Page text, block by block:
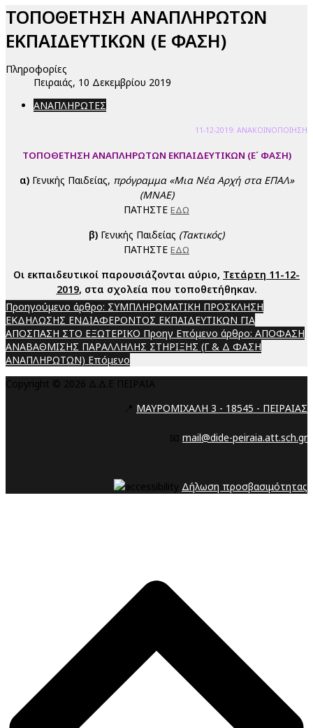
ΤΟΠΟΘΕΤΗΣΗ ΑΝΑΠΛΗΡΩΤΩΝ
ΕΚΠΑΙΔΕΥΤΙΚΩΝ (Ε ΦΑΣΗ)
Πληροφορίες
Πειραιάς, 10 Δεκεμβρίου 2019
ΑΝΑΠΛΗΡΩΤΕΣ
11-12-2019: ΑΝΑΚΟΙΝΟΠΟΙΗΣΗ
ΤΟΠΟΘΕΤΗΣΗ ΑΝΑΠΛΗΡΩΤΩΝ ΕΚΠΑΙΔΕΥΤΙΚΩΝ (Ε΄ ΦΑΣΗ)
α)Γενικής Παιδείας, πρόγραμμα «Μια Νέα Αρχή στα ΕΠΑΛ»
(ΜΝΑΕ)
ΠΑΤΗΣΤΕ ΕΔΩ
β) Γενικής Παιδείας (Τακτικός)
ΠΑΤΗΣΤΕ ΕΔΩ
Οι εκπαιδευτικοί παρουσιάζονται αύριο, Τετάρτη 11-12-
2019, στα σχολεία που τοποθετήθηκαν.
Προηγούμενο άρθρο: ΣΥΜΠΛΗΡΩΜΑΤΙΚΗ ΠΡΟΣΚΛΗΣΗ
ΕΚΔΗΛΩΣΗΣ ΕΝΔΙΑΦΕΡΟΝΤΟΣ ΕΚΠΑΙΔΕΥΤΙΚΩΝ ΓΙΑ
ΑΠΟΣΠΑΣΗ ΣΤΟ ΕΞΩΤΕΡΙΚΟ Προηγ Επόμενο άρθρο: ΑΠΟΦΑΣΗ
ΑΝΑΒΑΘΜΙΣΗΣ ΠΑΡΑΛΛΗΛΗΣ ΣΤΗΡΙΞΗΣ (Γ & Δ ΦΑΣΗ
ΑΝΑΠΛΗΡΩΤΩΝ) Επόμενο
Copyright © 2026 Δ.Δ.Ε ΠΕΙΡΑΙΑ
📍 ΜΑΥΡΟΜΙΧΑΛΗ 3 - 18545 - ΠΕΙΡΑΙΑΣ
📧 mail@dide-peiraia.att.sch.gr
Δήλωση προσβασιμότητας